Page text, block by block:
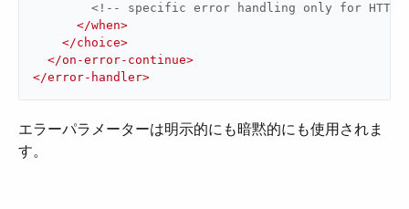
<!-- specific error handling only for
</when>
</choice>
</on-error-continue>
</error-handler>
エラーパラメーターは明示的にも暗黙的にも使用されま
す。